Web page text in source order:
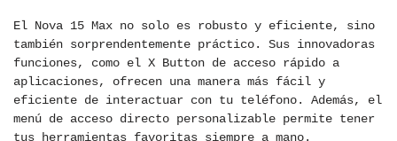
El Nova 15 Max no solo es robusto y eficiente, sino
también sorprendentemente práctico. Sus innovadoras
funciones, como el X Button de acceso rápido a
aplicaciones, ofrecen una manera más fácil y
eficiente de interactuar con tu teléfono. Además, el
menú de acceso directo personalizable permite tener
tus herramientas favoritas siempre a mano.